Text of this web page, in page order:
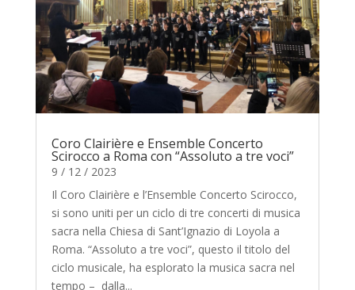
Coro Clairière e Ensemble Concerto
Scirocco a Roma con “Assoluto a tre voci”
9 / 12 / 2023
Il Coro Clairière e l’Ensemble Concerto Scirocco,
si sono uniti per un ciclo di tre concerti di musica
sacra nella Chiesa di Sant’Ignazio di Loyola a
Roma. “Assoluto a tre voci”, questo il titolo del
ciclo musicale, ha esplorato la musica sacra nel
tempo – dalla...